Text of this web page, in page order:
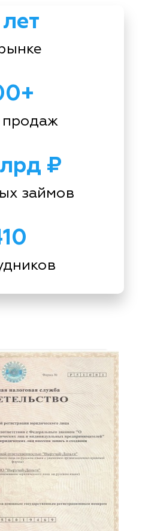
продаж
₽
займов